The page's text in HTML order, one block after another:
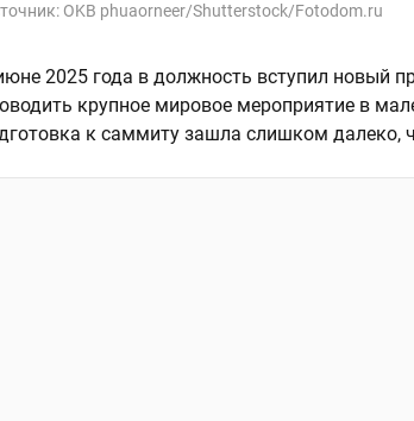
OKB phuaorneer/Shutterstock/Fotodom.ru
2025 года в должность вступил новый
крупное мировое мероприятие в
к саммиту зашла слишком далеко,